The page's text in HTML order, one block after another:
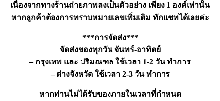
เนื่องจากทางร้านถ่ายภาพลงเป็นตัวอย่าง เพียง 1 องค์เท่านั้น
หากลูกค้าต้องการทราบหมายเลขเพิ่มเติม ทักแชทได้เลยค่ะ
***การจัดส่ง***
จัดส่งของทุกวัน จันทร์-อาทิตย์
– กรุงเทพ และ ปริมณฑล ใช้เวลา 1-2 วัน ทำการ
– ต่างจังหวัด ใช้เวลา 2-3 วัน ทำการ
หากท่านไม่ได้รับของภายในเวลาที่กำหนด